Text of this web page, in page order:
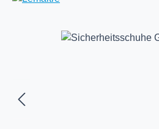
Bildergalerie überspringen